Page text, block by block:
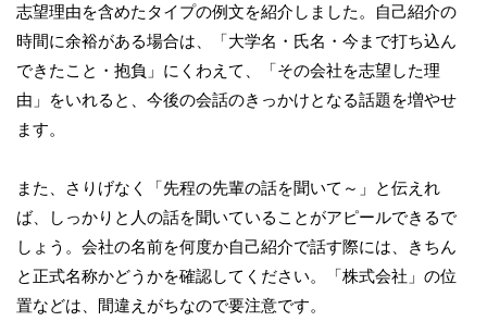
志望理由を含めたタイプの例文を紹介しました。自己紹介の
時間に余裕がある場合は、「大学名・氏名・今まで打ち込ん
できたこと・抱負」にくわえて、「その会社を志望した理
由」をいれると、今後の会話のきっかけとなる話題を増やせ
ます。
また、さりげなく「先程の先輩の話を聞いて～」と伝えれ
ば、しっかりと人の話を聞いていることがアピールできるで
しょう。会社の名前を何度か自己紹介で話す際には、きちん
と正式名称かどうかを確認してください。「株式会社」の位
置などは、間違えがちなので要注意です。